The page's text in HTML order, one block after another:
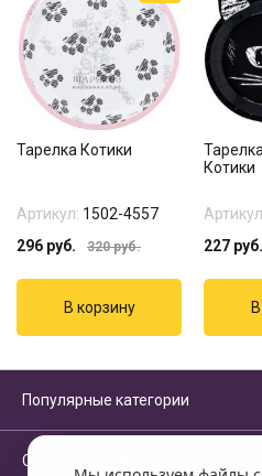
Тарелка Котики
Артикул: 1502-4557
296 руб. 320руб.
Котики
227 руб.
Популярные категории
Сервисы и помощь